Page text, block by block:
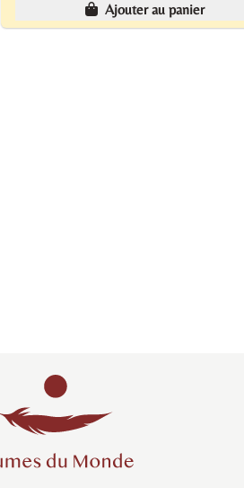
Ajouter au panier